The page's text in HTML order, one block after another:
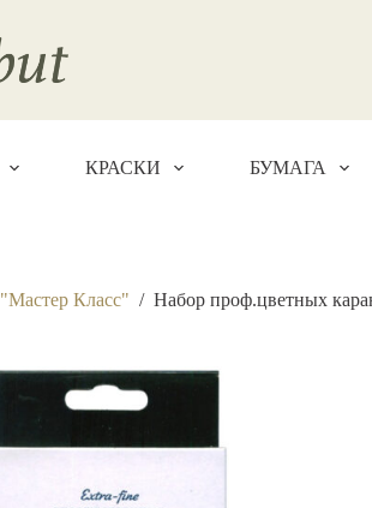
КРАСКИ БУМАГА
"Мастер Класс" / Набор проф.цветных